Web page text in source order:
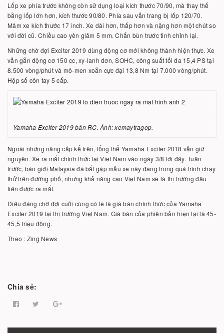
Lốp xe phía trước không còn sử dụng loại kích thước 70/90, mà thay thế
bằng lốp lớn hơn, kích thước 90/80. Phía sau vẫn trang bị lốp 120/70.
Mâm xe kích thước 17 inch. Xe dài hơn, thấp hơn và nặng hơn một chút so
với đời cũ. Chiều cao yên giảm 5 mm. Chắn bùn trước tinh chỉnh lại.
Những chờ đợi Exciter 2019 dùng động cơ mới không thành hiện thực. Xe
vẫn gắn động cơ 150 cc, xy-lanh đơn, SOHC, công suất tối đa 15,4 PS tại
8.500 vòng/phút và mô-men xoắn cực đại 13,8 Nm tại 7.000 vòng/phút.
Hộp số côn tay 5 cấp.
Yamaha Exciter 2019 bản RC. Ảnh: xemaytragop.
Ngoài những nâng cấp kể trên, tổng thể Yamaha Exciter 2018 vẫn giữ
nguyên. Xe ra mắt chính thức tại Việt Nam vào ngày 3/8 tới đây. Tuần
trước, báo giới Malaysia đã bắt gặp mẫu xe này đang trong quá trình chạy
thử trên đường phố, nhưng khả năng cao Việt Nam sẽ là thị trường đầu
tiên được ra mắt.
Điều đáng chờ đợi cuối cùng có lẽ là giá bán chính thức của Yamaha
Exciter 2019 tại thị trường Việt Nam. Giá bán của phiên bản hiện tại là 45-
45,5 triệu đồng.
Theo : Zing News
Chia sẻ: